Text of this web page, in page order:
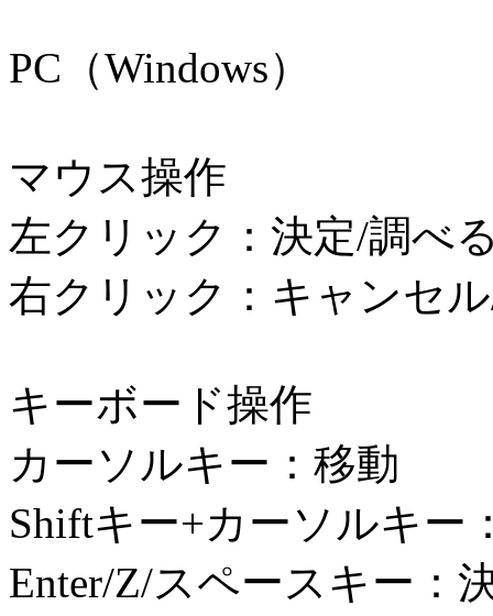
PC（Windows）
マウス操作
左クリック：決定/調べ
右クリック：キャンセ
キーボード操作
カーソルキー：移動
Shiftキー+カーソルキー
Enter/Z/スペースキー：